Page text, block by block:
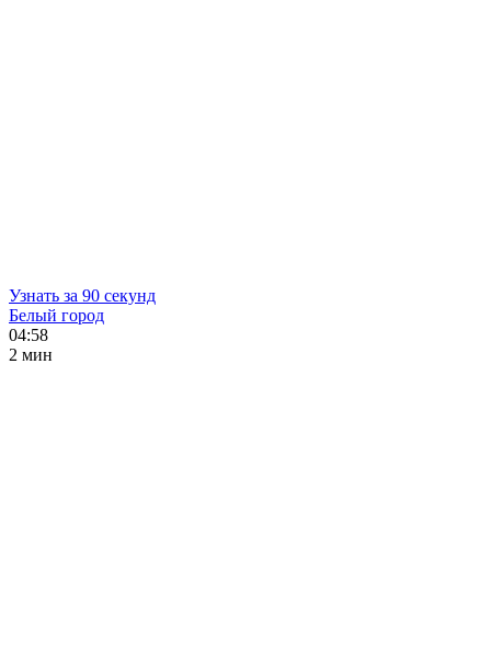
Узнать за 90 секунд
Белый город
04:58
2 мин